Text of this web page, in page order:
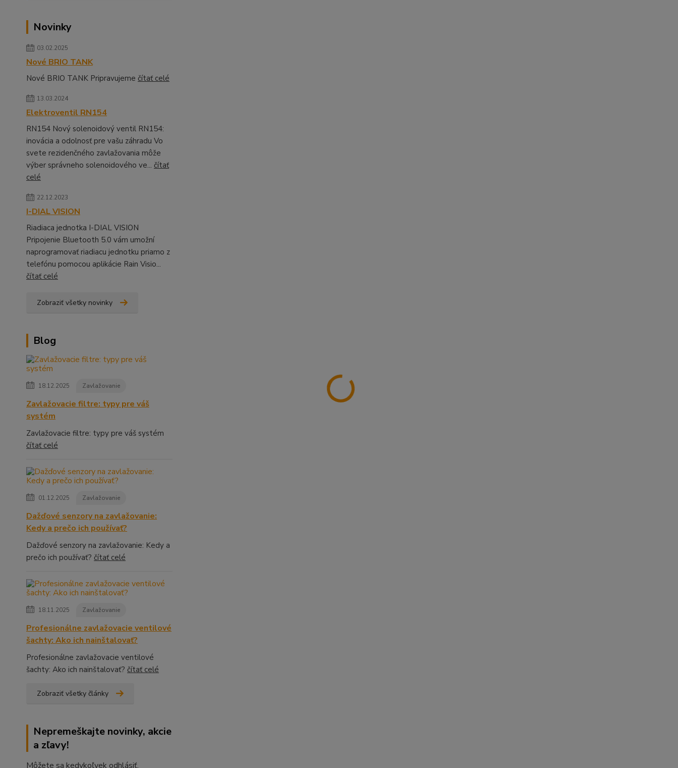
Novinky
03.02.2025
Nové BRIO TANK
Nové BRIO TANK Pripravujeme čítať celé
13.03.2024
Elektroventil RN154
RN154 Nový solenoidový ventil RN154:
inovácia a odolnosť pre vašu záhradu Vo
svete rezidenčného zavlažovania môže
výber správneho solenoidového ve... čítať
celé
22.12.2023
I-DIAL VISION
Riadiaca jednotka I-DIAL VISION
Pripojenie Bluetooth 5.0 vám umožní
naprogramovať riadiacu jednotku priamo z
telefónu pomocou aplikácie Rain Visio...
čítať celé
Zobraziť všetky novinky
Blog
18.12.2025 Zavlažovanie
Zavlažovacie filtre: typy pre váš
systém
Zavlažovacie filtre: typy pre váš systém
čítať celé
01.12.2025 Zavlažovanie
Dažďové senzory na zavlažovanie:
Kedy a prečo ich používať?
Dažďové senzory na zavlažovanie: Kedy a
prečo ich používať? čítať celé
18.11.2025 Zavlažovanie
Profesionálne zavlažovacie ventilové
šachty: Ako ich nainštalovať?
Profesionálne zavlažovacie ventilové
šachty: Ako ich nainštalovať? čítať celé
Zobraziť všetky články
Nepremeškajte novinky, akcie
a zľavy!
Môžete sa kedykoľvek odhlásiť.